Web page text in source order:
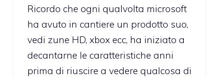
Ricordo che ogni qualvolta microsoft
ha avuto in cantiere un prodotto suo,
vedi zune HD, xbox ecc, ha iniziato a
decantarne le caratteristiche anni
prima di riuscire a vedere qualcosa di